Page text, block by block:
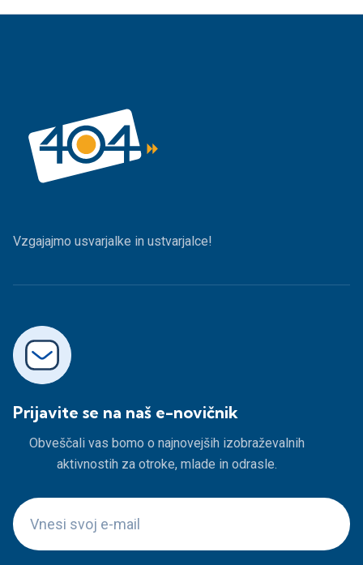
Vzgajajmo usvarjalke in ustvarjalce!
Prijavite se na naš e-novičnik
Obveščali vas bomo o najnovejših izobraževalnih
aktivnostih za otroke, mlade in odrasle.